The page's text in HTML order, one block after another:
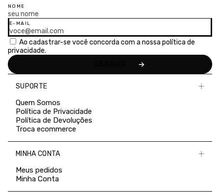
NOME
E-MAIL
Ao cadastrar-se você concorda com a nossa política de
privacidade.
SUPORTE
Quem Somos
Política de Privacidade
Política de Devoluções
Troca ecommerce
MINHA CONTA
Meus pedidos
Minha Conta